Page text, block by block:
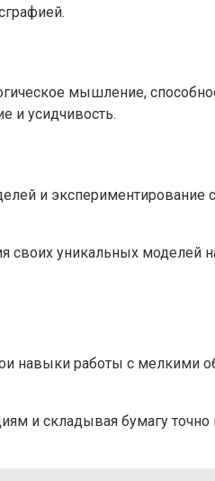
мышление,
и усидчивость.
и
своих уникальных моделей
навыки работы с мелкими
и складывая бумагу